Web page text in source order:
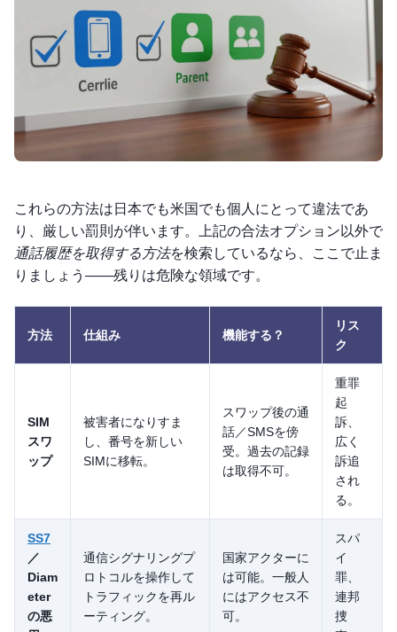
これらの方法は日本でも米国でも個人にとって違法であ
り、厳しい罰則が伴います。上記の合法オプション以外で
通話履歴を取得する方法を検索しているなら、ここで止ま
りましょう——残りは危険な領域です。
方法 仕組み 機能する？
リス
ク
SIM
スワ
ップ
被害者になりすま
し、番号を新しい
SIMに移転。
スワップ後の通
話／SMSを傍
受。過去の記録
は取得不可。
重罪
起
訴、
広く
訴追
され
る。
SS7
／
Diam
eter
の悪
通信シグナリングプ
ロトコルを操作して
トラフィックを再ル
ーティング。
国家アクターに
は可能。一般人
にはアクセス不
可。
スパ
イ
罪、
連邦
捜